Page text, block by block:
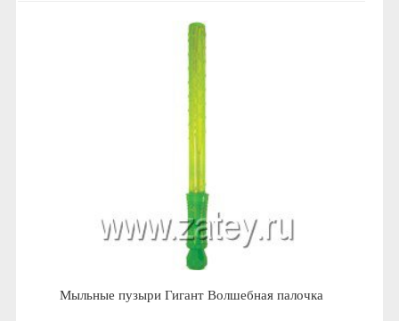
Мыльные пузыри Гигант Волшебная палочка